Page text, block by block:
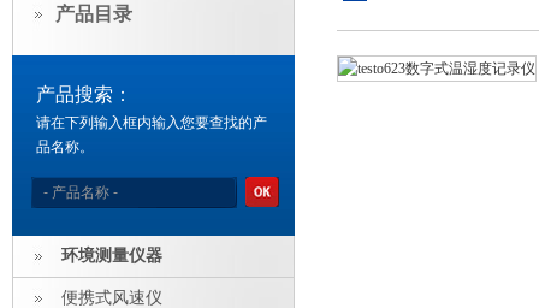
产品目录
产品搜索：
请在下列输入框内输入您要查找的产
品名称。
环境测量仪器
便携式风速仪